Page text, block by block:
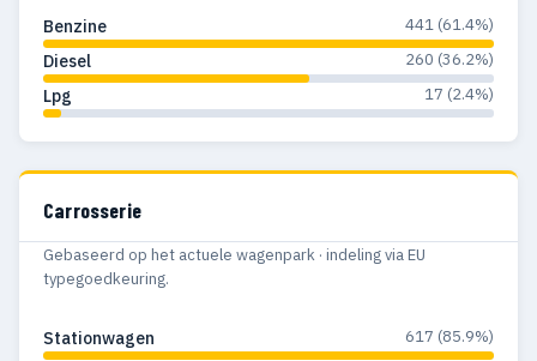
Benzine 441 (61.4%)
Diesel 260 (36.2%)
Lpg 17 (2.4%)
Carrosserie
Gebaseerd op het actuele wagenpark · indeling via EU
typegoedkeuring.
Stationwagen 617 (85.9%)